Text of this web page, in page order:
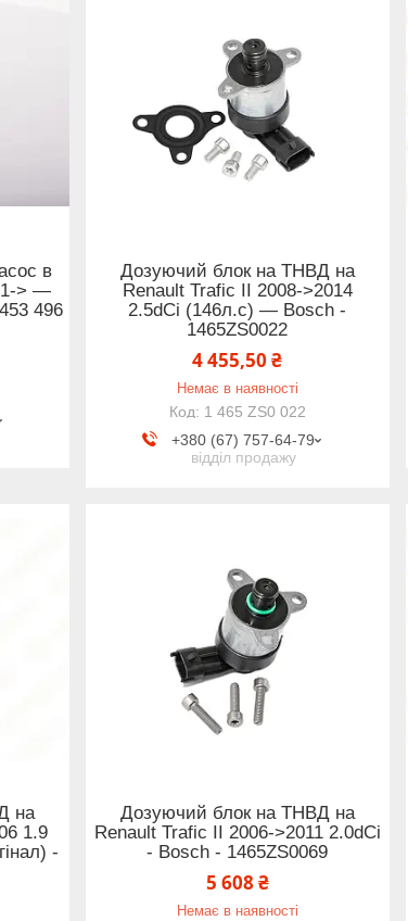
в
> —
496
Дозуючий блок на ТНВД на
Renault Trafic II 2008->2014
2.5dCi (146л.с) — Bosch -
1465ZS0022
4 455,50 ₴
Немає в наявності
1 465 ZS0 022
+380 (67) 757-64-79
відділ продажу
на
1.9
-
Дозуючий блок на ТНВД на
Renault Trafic II 2006->2011 2.0dCi
- Bosch - 1465ZS0069
5 608 ₴
Немає в наявності